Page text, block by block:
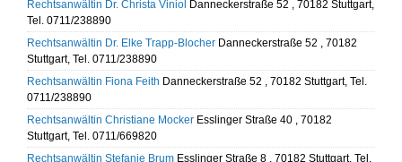
Rechtsanwältin Dr. Christa Viniol Danneckerstraße 52 , 70182 Stuttgart,
Tel. 0711/238890
Rechtsanwältin Dr. Elke Trapp-Blocher Danneckerstraße 52 , 70182
Stuttgart, Tel. 0711/238890
Rechtsanwältin Fiona Feith Danneckerstraße 52 , 70182 Stuttgart, Tel.
0711/238890
Rechtsanwältin Christiane Mocker Esslinger Straße 40 , 70182
Stuttgart, Tel. 0711/669820
Rechtsanwältin Stefanie Brum Esslinger Straße 8 , 70182 Stuttgart, Tel.